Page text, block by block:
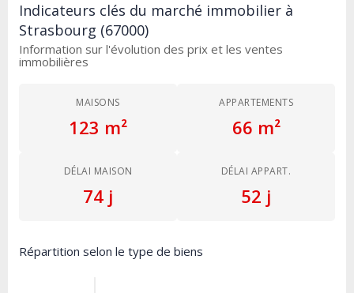
Indicateurs clés du marché immobilier à
Strasbourg (67000)
Information sur l'évolution des prix et les ventes
immobilières
MAISONS
123 m²
APPARTEMENTS
66 m²
DÉLAI MAISON
74 j
DÉLAI APPART.
52 j
Répartition selon le type de biens